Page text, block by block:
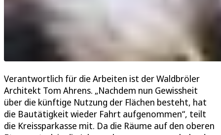
Verantwortlich für die Arbeiten ist der Waldbröler
Architekt Tom Ahrens. „Nachdem nun Gewissheit
über die künftige Nutzung der Flächen besteht, hat
die Bautätigkeit wieder Fahrt aufgenommen“, teilt
die Kreissparkasse mit. Da die Räume auf den oberen